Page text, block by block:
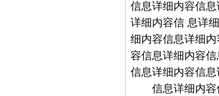
信息详细内容信
详细内容信 息详
细内容信息详细
容信息详细内容
信息详细内容信
信息详细内容